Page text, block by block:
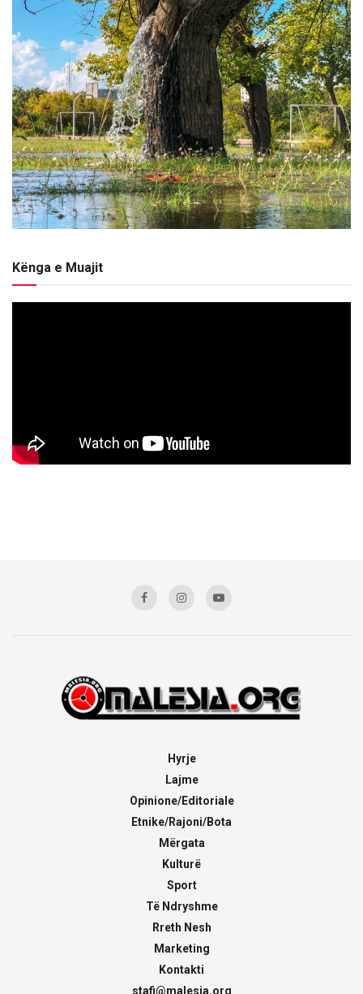
Kënga e Muajit
Hyrje
Lajme
Opinione/Editoriale
Etnike/Rajoni/Bota
Mërgata
Kulturë
Sport
Të Ndryshme
Rreth Nesh
Marketing
Kontakti
stafi@malesia.org